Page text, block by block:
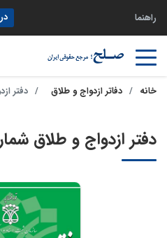
راهنما
خانه دفاتر ازدواج و طلاق دفتر
دفتر ازدواج و طلاق شماره 66 رباط